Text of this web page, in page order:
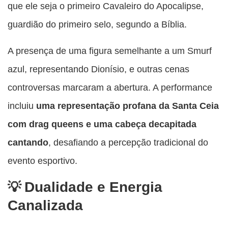
que ele seja o primeiro Cavaleiro do Apocalipse,
guardião do primeiro selo, segundo a Bíblia.
A presença de uma figura semelhante a um Smurf
azul, representando Dionísio, e outras cenas
controversas marcaram a abertura. A performance
incluiu uma representação profana da Santa Ceia
com drag queens e uma cabeça decapitada
cantando, desafiando a percepção tradicional do
evento esportivo.
Dualidade e Energia
Canalizada